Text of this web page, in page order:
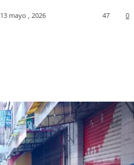
13 mayo , 2026 0
47